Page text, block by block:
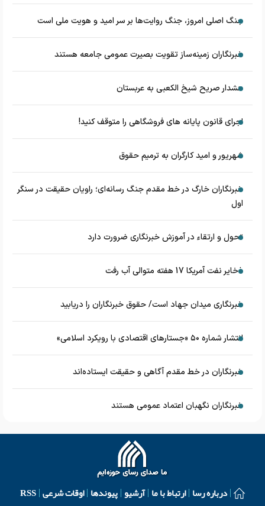
جنگ اصلی امروز، جنگ روایت‌ها بر سر امید و هویت ملی است
خبرنگاران زمینه‌ساز تقویت بصیرت عمومی جامعه هستند
هشدار صریح شیخ الکعبی به عربستان
اجرای قانون پایانه های فروشگاهی را متوقف کنید!
شهریور و امید کارگران به ترمیم حقوق
خبرنگاران خارگ در خط مقدم جنگ رسانه‌ای؛ راویان حقیقت در سنگر
اول
تحول و ارتقاء در آموزش خبرنگاری ضرورت دارد
ذخایر نفت آمریکا 17 هفته متوالی آب رفت
خبرنگاری میدان جهاد است/ حقوق خبرنگاران را دریابید
انتشار شماره ۵۰ «جستارهای اقتصادی با رویکرد اسلامی»
خبرنگاران در خط مقدم آگاهی و حقیقت ایستاده‌اند
خبرنگاران نگهبان اعتماد عمومی هستند
درباره رسا ارتباط با ما آرشیو پیوندها اوقات شرعی RSS